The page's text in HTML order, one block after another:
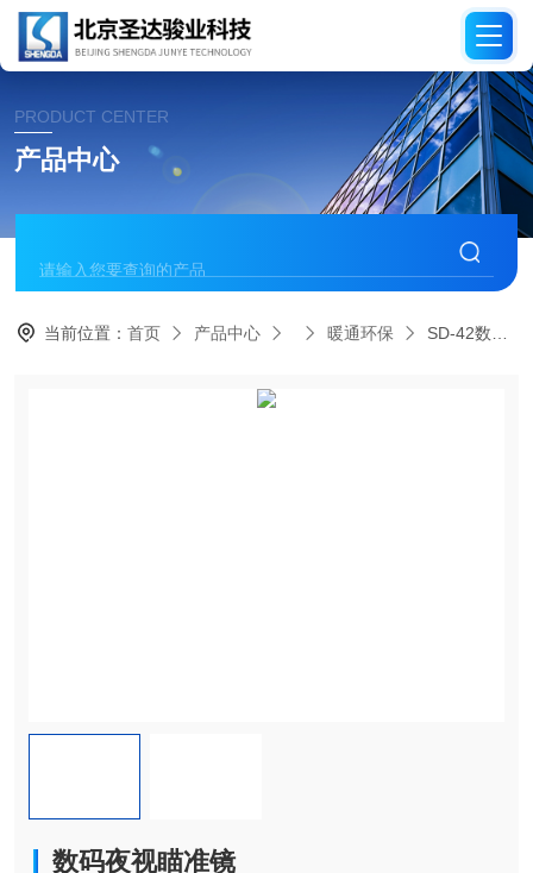
PRODUCT CENTER
产品中心
当前位置：首页 产品中心 暖通环保 SD-42数码夜视瞄准镜
数码夜视瞄准镜